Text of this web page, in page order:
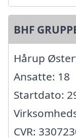
BHF
Hårup
Ansatte: 18
Startdato:
CVR: